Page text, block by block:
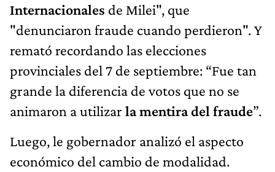
Internacionales de Milei", que
"denunciaron fraude cuando perdieron". Y
remató recordando las elecciones
provinciales del 7 de septiembre: “Fue tan
grande la diferencia de votos que no se
animaron a utilizar la mentira del fraude”.
Luego, le gobernador analizó el aspecto
económico del cambio de modalidad.